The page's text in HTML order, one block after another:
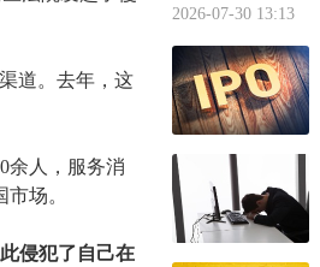
道。去年，这
余人，服务消
场。
侵犯了自己在
2026-07-30 13:13